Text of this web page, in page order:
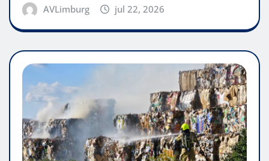
AVLimburg jul 22, 2026